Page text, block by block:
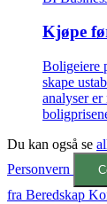
Kjøpe
Boligeiere
skape
analyser
Du kan også se
Personvern
fra Beredskap